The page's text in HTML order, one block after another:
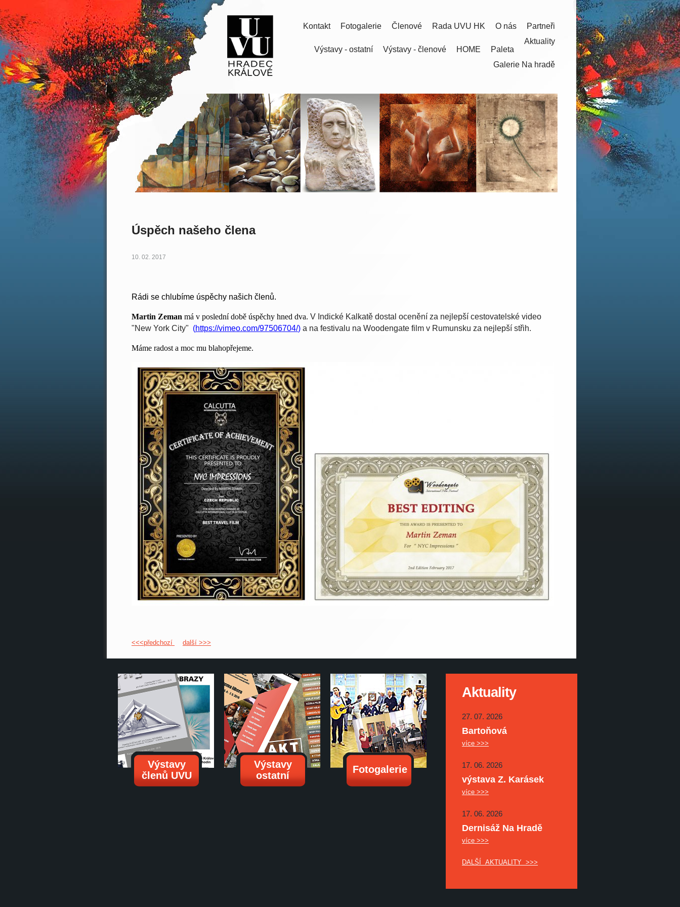
Partneři
O nás
Rada UVU HK
Členové
Fotogalerie
Kontakt
Aktuality
Paleta
HOME
Výstavy - členové
Výstavy - ostatní
Galerie Na hradě
Úspěch našeho člena
10. 02. 2017
Rádi se chlubíme úspěchy našich členů.
Martin Zeman má v poslední době úspěchy hned dva. V Indické Kalkatě dostal ocenění za nejlepší cestovatelské video
"New York City" (https://vimeo.com/97506704/) a na festivalu na Woodengate film v Rumunsku za nejlepší střih.
Máme radost a moc mu blahopřejeme.
<<<předchozí další >>>
Výstavy
členů UVU
Výstavy
ostatní
Fotogalerie
Aktuality
27. 07. 2026
Bartoňová
více >>>
17. 06. 2026
výstava Z. Karásek
více >>>
17. 06. 2026
Dernisáž Na Hradě
více >>>
DALŠÍ AKTUALITY >>>